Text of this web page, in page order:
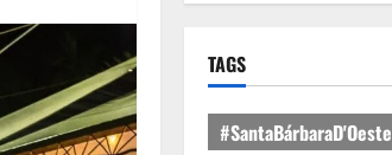
TAGS
#SantaBárbaraD'Oeste